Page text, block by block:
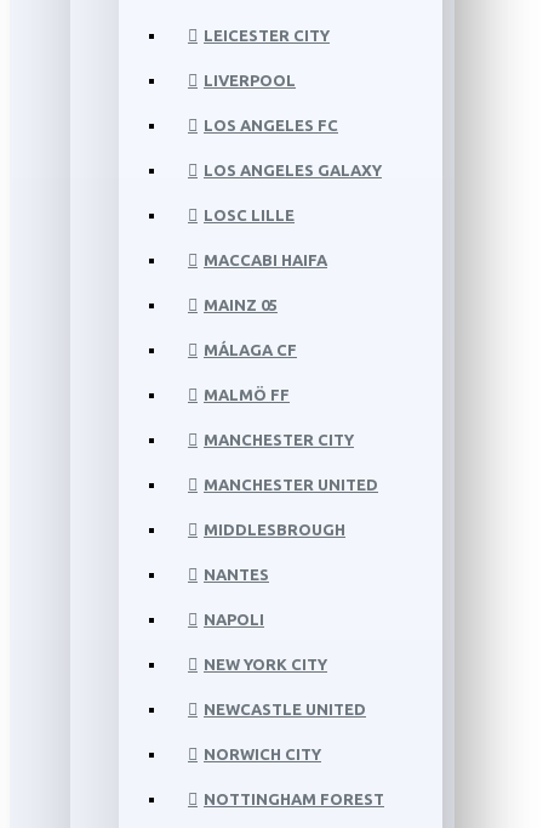
LEICESTER CITY
LIVERPOOL
LOS ANGELES FC
LOS ANGELES GALAXY
LOSC LILLE
MACCABI HAIFA
MAINZ 05
MÁLAGA CF
MALMÖ FF
MANCHESTER CITY
MANCHESTER UNITED
MIDDLESBROUGH
NANTES
NAPOLI
NEW YORK CITY
NEWCASTLE UNITED
NORWICH CITY
NOTTINGHAM FOREST